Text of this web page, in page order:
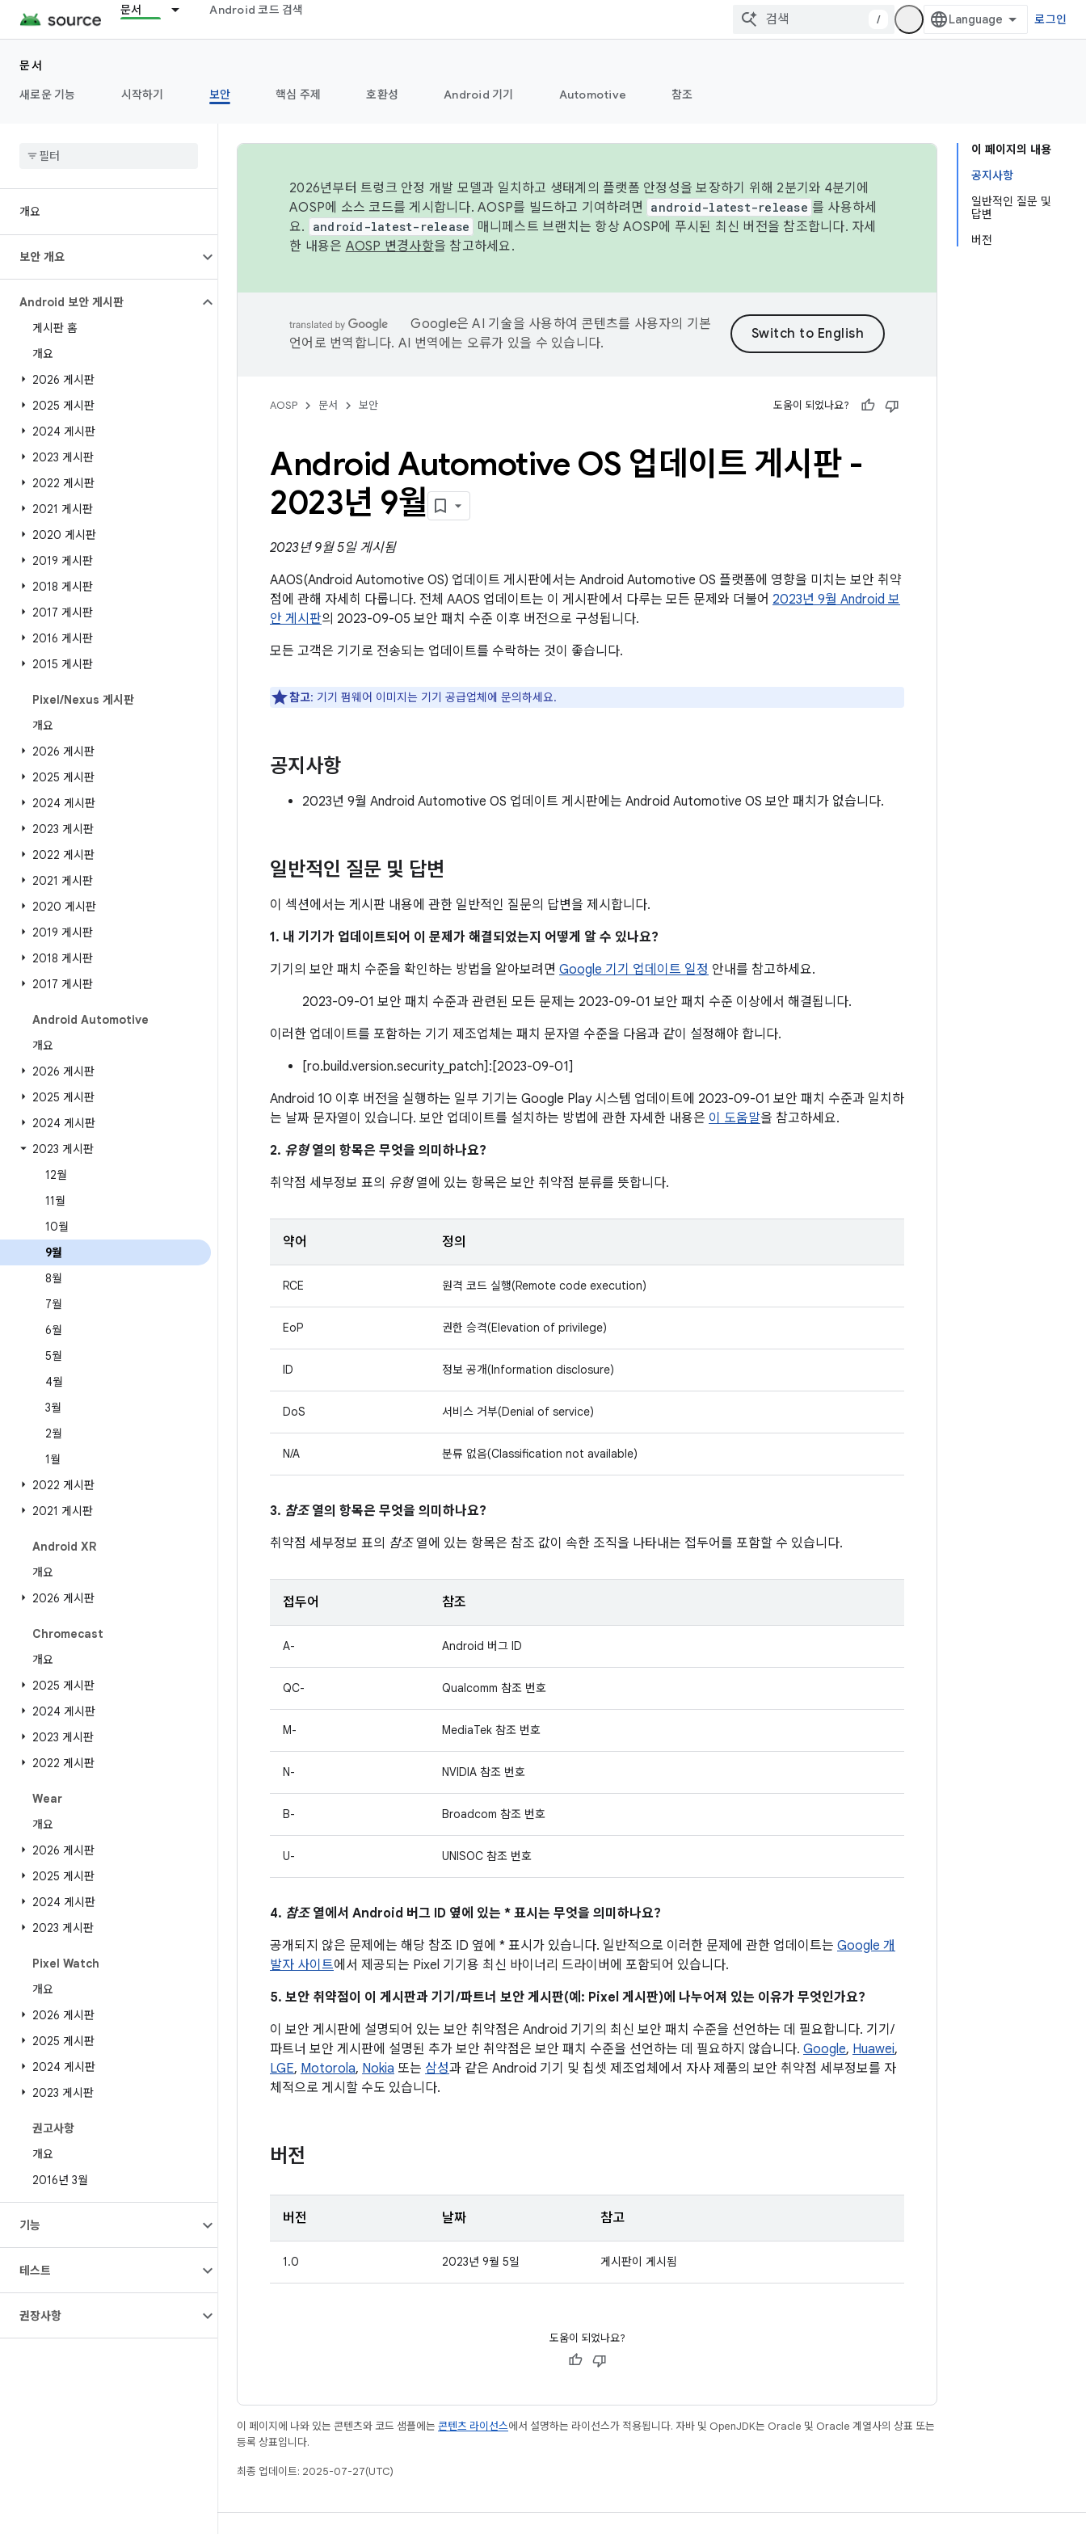
문서 Android 코드 검색
/ 로그인
문서
새로운 기능
시작하기 보안 핵심 주제 호환성 Android 기기 Automotive 참조
개요
보안 개요
Android 보안 게시판
게시판 홈
개요
2026 게시판
2025 게시판
2024 게시판
2023 게시판
2022 게시판
2021 게시판
2020 게시판
2019 게시판
2018 게시판
2017 게시판
2016 게시판
2015 게시판
Pixel/Nexus 게시판
개요
2026 게시판
2025 게시판
2024 게시판
2023 게시판
2022 게시판
2021 게시판
2020 게시판
2019 게시판
2018 게시판
2017 게시판
Android Automotive
개요
2026 게시판
2025 게시판
2024 게시판
2023 게시판
12월
11월
10월
9월
8월
7월
6월
5월
4월
3월
2월
1월
2022 게시판
2021 게시판
Android XR
개요
2026 게시판
Chromecast
개요
2025 게시판
2024 게시판
2023 게시판
2022 게시판
Wear
개요
2026 게시판
2025 게시판
2024 게시판
2023 게시판
Pixel Watch
개요
2026 게시판
2025 게시판
2024 게시판
2023 게시판
권고사항
개요
2016년 3월
기능
테스트
권장사항
이 페이지의 내용
공지사항
일반적인 질문 및
답변
버전
2026년부터 트렁크 안정 개발 모델과 일치하고 생태계의 플랫폼 안정성을 보장하기 위해 2분기와 4분기에
AOSP에 소스 코드를 게시합니다. AOSP를 빌드하고 기여하려면
android-latest-release 를 사용하세
요.
android-latest-release
매니페스트 브랜치는 항상 AOSP에 푸시된 최신 버전을 참조합니다. 자세
한 내용은 AOSP 변경사항을 참고하세요.
Google은 AI 기술을 사용하여 콘텐츠를 사용자의 기본
언어로 번역합니다. AI 번역에는 오류가 있을 수 있습니다.
AOSP 문서 보안 도움이 되었나요?
Android Automotive OS 업데이트 게시판 -
2023년 9월
2023년 9월 5일 게시됨
AAOS(Android Automotive OS) 업데이트 게시판에서는 Android Automotive OS 플랫폼에 영향을 미치는 보안 취약
점에 관해 자세히 다룹니다. 전체 AAOS 업데이트는 이 게시판에서 다루는 모든 문제와 더불어 2023년 9월 Android 보
안 게시판의 2023-09-05 보안 패치 수준 이후 버전으로 구성됩니다.
모든 고객은 기기로 전송되는 업데이트를 수락하는 것이 좋습니다.
참고: 기기 펌웨어 이미지는 기기 공급업체에 문의하세요.
공지사항
2023년 9월 Android Automotive OS 업데이트 게시판에는 Android Automotive OS 보안 패치가 없습니다.
일반적인 질문 및 답변
이 섹션에서는 게시판 내용에 관한 일반적인 질문의 답변을 제시합니다.
1. 내 기기가 업데이트되어 이 문제가 해결되었는지 어떻게 알 수 있나요?
기기의 보안 패치 수준을 확인하는 방법을 알아보려면 Google 기기 업데이트 일정 안내를 참고하세요.
2023-09-01 보안 패치 수준과 관련된 모든 문제는 2023-09-01 보안 패치 수준 이상에서 해결됩니다.
이러한 업데이트를 포함하는 기기 제조업체는 패치 문자열 수준을 다음과 같이 설정해야 합니다.
[ro.build.version.security_patch]:[2023-09-01]
Android 10 이후 버전을 실행하는 일부 기기는 Google Play 시스템 업데이트에 2023-09-01 보안 패치 수준과 일치하
는 날짜 문자열이 있습니다. 보안 업데이트를 설치하는 방법에 관한 자세한 내용은 이 도움말을 참고하세요.
2. 유형열의 항목은 무엇을 의미하나요?
취약점 세부정보 표의 유형열에 있는 항목은 보안 취약점 분류를 뜻합니다.
약어 정의
RCE 원격 코드 실행(Remote code execution)
EoP 권한 승격(Elevation of privilege)
ID 정보 공개(Information disclosure)
DoS 서비스 거부(Denial of service)
N/A 분류 없음(Classification not available)
3. 참조열의 항목은 무엇을 의미하나요?
취약점 세부정보 표의 참조열에 있는 항목은 참조 값이 속한 조직을 나타내는 접두어를 포함할 수 있습니다.
접두어 참조
A- Android 버그 ID
QC- Qualcomm 참조 번호
M- MediaTek 참조 번호
N- NVIDIA 참조 번호
B- Broadcom 참조 번호
U- UNISOC 참조 번호
4. 참조열에서 Android 버그 ID 옆에 있는 * 표시는 무엇을 의미하나요?
공개되지 않은 문제에는 해당 참조 ID 옆에 * 표시가 있습니다. 일반적으로 이러한 문제에 관한 업데이트는 Google 개
발자 사이트에서 제공되는 Pixel 기기용 최신 바이너리 드라이버에 포함되어 있습니다.
5. 보안 취약점이 이 게시판과 기기/파트너 보안 게시판(예: Pixel 게시판)에 나누어져 있는 이유가 무엇인가요?
이 보안 게시판에 설명되어 있는 보안 취약점은 Android 기기의 최신 보안 패치 수준을 선언하는 데 필요합니다. 기기/
파트너 보안 게시판에 설명된 추가 보안 취약점은 보안 패치 수준을 선언하는 데 필요하지 않습니다. Google, Huawei,
LGE, Motorola, Nokia 또는 삼성과 같은 Android 기기 및 칩셋 제조업체에서 자사 제품의 보안 취약점 세부정보를 자
체적으로 게시할 수도 있습니다.
버전
버전 날짜 참고
1.0 2023년 9월 5일 게시판이 게시됨
도움이 되었나요?
이 페이지에 나와 있는 콘텐츠와 코드 샘플에는 콘텐츠 라이선스에서 설명하는 라이선스가 적용됩니다. 자바 및 OpenJDK는 Oracle 및 Oracle 계열사의 상표 또는
등록 상표입니다.
최종 업데이트: 2025-07-27(UTC)